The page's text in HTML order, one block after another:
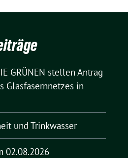
GRÜNEN stellen Antrag
Glasfasernnetzes in
und Trinkwasser
02.08.2026